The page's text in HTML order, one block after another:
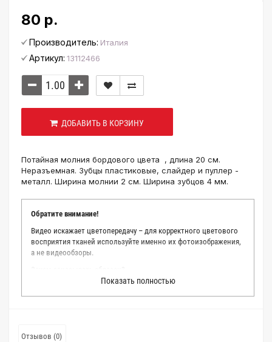
80 р.
Производитель: Италия
Артикул: 13112466
ДОБАВИТЬ В КОРЗИНУ
Потайная молния бордового цвета , длина 20 см.
Неразъемная. Зубцы пластиковые, слайдер и пуллер -
металл. Ширина молнии 2 см. Ширина зубцов 4 мм.
Обратите внимание!
Видео искажает цветопередачу – для корректного цветового
восприятия тканей используйте именно их фотоизображения,
а не видеообзоры.
Мы делаем все возможное, чтобы точно описать цвет каждой
ткани из нашего каталога. Мы осматриваем и фотографируем
Показать полностью
Отзывов (0)